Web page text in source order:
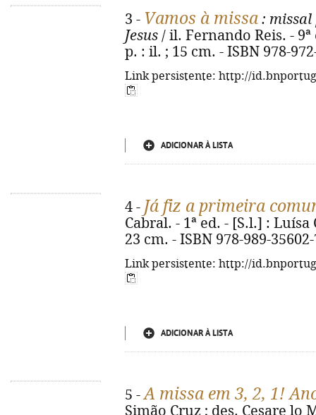
3 - Vamos à missa : missal
Jesus / il. Fernando Reis. - 9ª
p. : il. ; 15 cm. - ISBN 978-
Link persistente: http://
ADICIONAR À LISTA
4 - Já fiz a primeira
Cabral. - 1ª ed. - [S.l.] :
23 cm. - ISBN 978-989-
Link persistente: http://
ADICIONAR À LISTA
5 -A missa em 3, 2, 1!
Simão Cruz ; des. Cesare lo